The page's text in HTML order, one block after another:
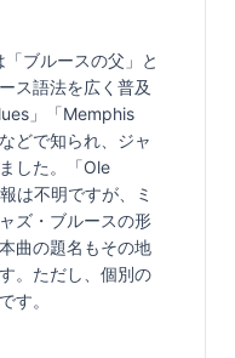
ブルースの父」と
ス語法を広く普及
」「Memphis
どで知られ、ジャ
した。「Ole
は不明ですが、ミ
ズ・ブルースの形
曲の題名もその地
。ただし、個別の
す。